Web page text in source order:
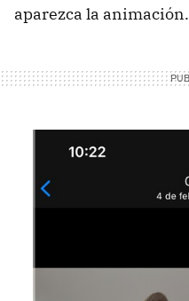
aparezca la animación.